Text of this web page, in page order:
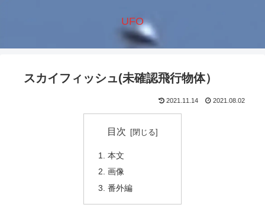
UFO
スカイフィッシュ(未確認飛行物体）
2021.11.14 2021.08.02
目次
本文
画像
番外編